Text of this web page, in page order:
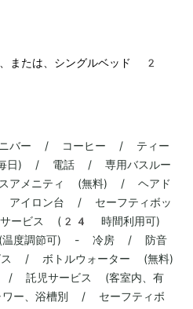
たは、シングルベッド 2
バー / コーヒー / ティー
日) / 電話 / 専用バスルー
メニティ (無料) / ヘアド
イロン台 / セーフティボッ
ービス (24 時間利用可)
度調節可) - 冷房 / 防音
/ ボトルウォーター (無料)
児サービス (客室内、有
、浴槽別 / セーフティボ